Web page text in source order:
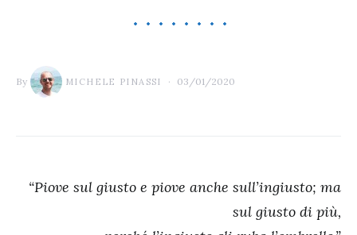
By MICHELE PINASSI 03/01/2020
“Piove sul giusto e piove anche sull’ingiusto; ma
sul giusto di più,